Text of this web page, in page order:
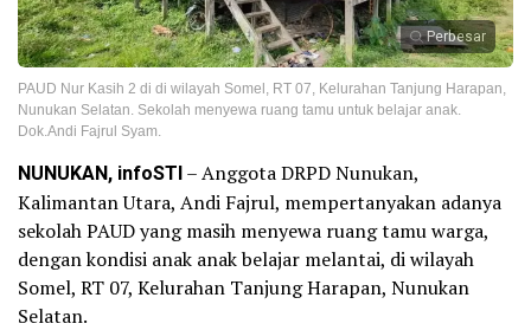
Perbesar
PAUD Nur Kasih 2 di di wilayah Somel, RT 07, Kelurahan Tanjung Harapan,
Nunukan Selatan. Sekolah menyewa ruang tamu untuk belajar anak.
Dok.Andi Fajrul Syam.
NUNUKAN, infoSTI– Anggota DRPD Nunukan,
Kalimantan Utara, Andi Fajrul, mempertanyakan adanya
sekolah PAUD yang masih menyewa ruang tamu warga,
dengan kondisi anak anak belajar melantai, di wilayah
Somel, RT 07, Kelurahan Tanjung Harapan, Nunukan
Selatan.